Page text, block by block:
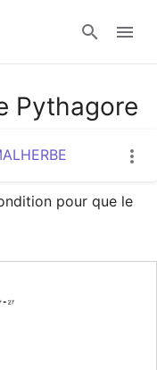
Pythagore
pour que le